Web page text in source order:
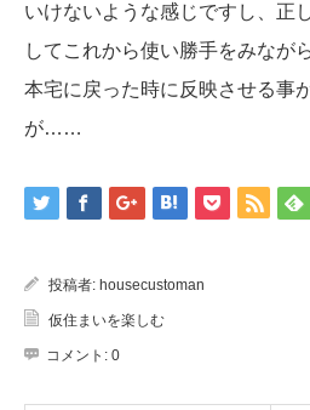
いけないような感じですし、正
してこれから使い勝手をみなが
本宅に戻った時に反映させる事
が……
投稿者: housecustoman
仮住まいを楽しむ
コメント: 0